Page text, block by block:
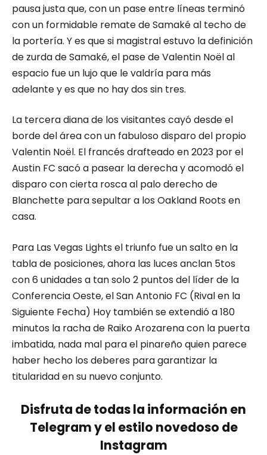
pausa justa que, con un pase entre líneas terminó
con un formidable remate de Samaké al techo de
la portería. Y es que si magistral estuvo la definición
de zurda de Samaké, el pase de Valentin Noël al
espacio fue un lujo que le valdría para más
adelante y es que no hay dos sin tres.
La tercera diana de los visitantes cayó desde el
borde del área con un fabuloso disparo del propio
Valentin Noël. El francés drafteado en 2023 por el
Austin FC sacó a pasear la derecha y acomodó el
disparo con cierta rosca al palo derecho de
Blanchette para sepultar a los Oakland Roots en
casa.
Para Las Vegas Lights el triunfo fue un salto en la
tabla de posiciones, ahora las luces anclan 5tos
con 6 unidades a tan solo 2 puntos del líder de la
Conferencia Oeste, el San Antonio FC (Rival en la
Siguiente Fecha) Hoy también se extendió a 180
minutos la racha de Raiko Arozarena con la puerta
imbatida, nada mal para el pinareño quien parece
haber hecho los deberes para garantizar la
titularidad en su nuevo conjunto.
Disfruta de todas la información en
Telegram y el estilo novedoso de
Instagram